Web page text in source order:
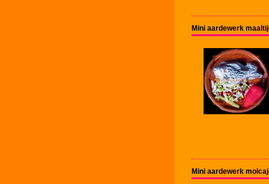
Mini aardewerk
Mini aardewerk